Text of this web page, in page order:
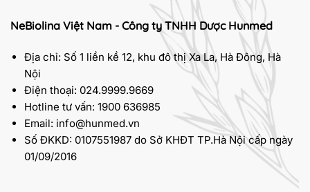
NeBiolina Việt Nam - Công ty TNHH Dược Hunmed
Địa chỉ: Số 1 liền kề 12, khu đô thị Xa La, Hà Đông, Hà
Nội
Điện thoại: 024.9999.9669
Hotline tư vấn: 1900 636985
Email: info@hunmed.vn
Số ĐKKD: 0107551987 do Sở KHĐT TP.Hà Nội cấp ngày
01/09/2016